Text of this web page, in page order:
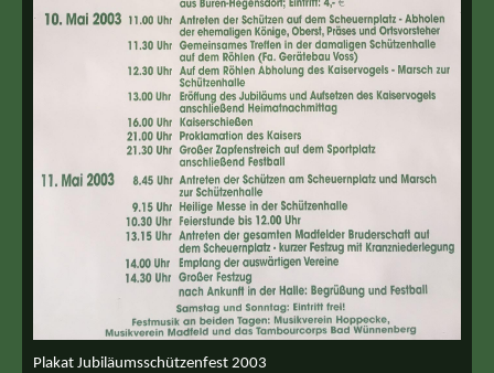
Plakat Jubiläumsschützenfest 2003